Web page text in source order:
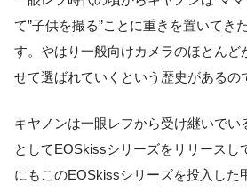
て”子供を撮る”ことに重きを置いてき
す。やはり一般向けカメラのほとんど
せて選ばれていくという歴史があるの
キヤノンは一眼レフから受け継いでい
としてEOSkissシリーズをリリースし
にもこのEOSkissシリーズを投入した